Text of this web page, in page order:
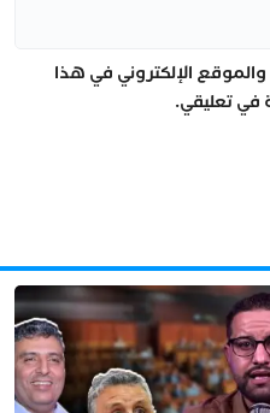
الإلكتروني في هذا
في تعليقي.